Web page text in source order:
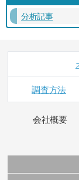
分析記事
調査方法
会社概要